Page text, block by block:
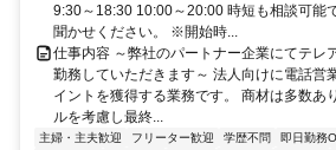
9:30～18:30 10:00～20:00 時短も相談可能
聞かせください。 ※開始時...
仕事内容 ～弊社のパートナー企業にてテレ
勤務していただきます～ 法人向けに電話営
イントを獲得する業務です。 商材は多数あ
ルを考慮し最終...
主婦・主夫歓迎 フリーター歓迎 学歴不問 即日勤務